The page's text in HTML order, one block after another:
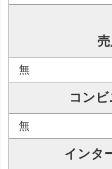
無
コン
無
インタ